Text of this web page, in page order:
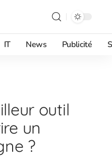
IT News Publicité
outil
un
?